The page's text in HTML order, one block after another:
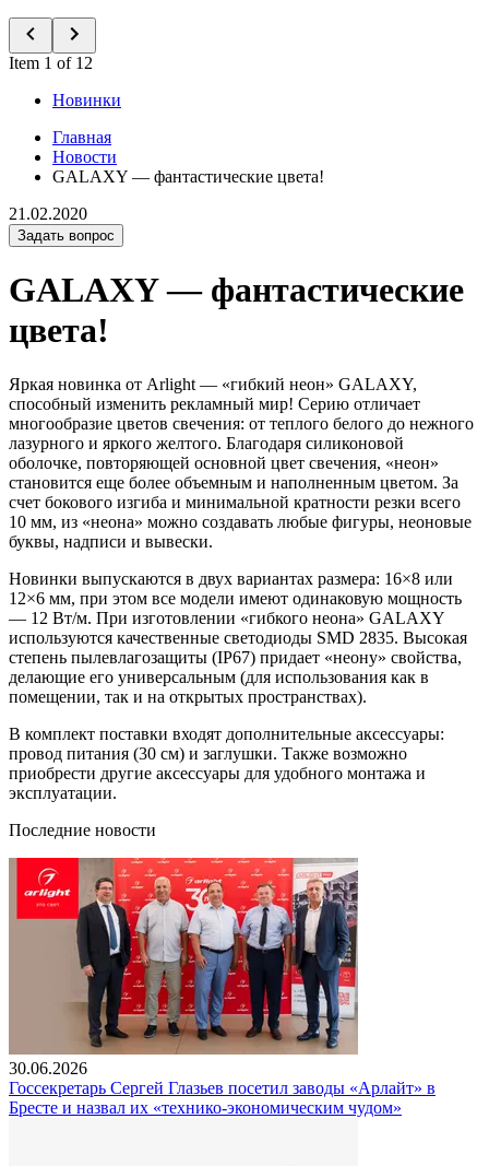
Item 1 of 12
Новинки
Главная
Новости
GALAXY — фантастические цвета!
21.02.2020
Задать вопрос
GALAXY — фантастические
цвета!
Яркая новинка от Arlight — «гибкий неон» GALAXY,
способный изменить рекламный мир! Серию отличает
многообразие цветов свечения: от теплого белого до нежного
лазурного и яркого желтого. Благодаря силиконовой
оболочке, повторяющей основной цвет свечения, «неон»
становится еще более объемным и наполненным цветом. За
счет бокового изгиба и минимальной кратности резки всего
10 мм, из «неона» можно создавать любые фигуры, неоновые
буквы, надписи и вывески.
Новинки выпускаются в двух вариантах размера: 16×8 или
12×6 мм, при этом все модели имеют одинаковую мощность
— 12 Вт/м. При изготовлении «гибкого неона» GALAXY
используются качественные светодиоды SMD 2835. Высокая
степень пылевлагозащиты (IP67) придает «неону» свойства,
делающие его универсальным (для использования как в
помещении, так и на открытых пространствах).
В комплект поставки входят дополнительные аксессуары:
провод питания (30 см) и заглушки. Также возможно
приобрести другие аксессуары для удобного монтажа и
эксплуатации.
Последние новости
30.06.2026
Госсекретарь Сергей Глазьев посетил заводы «Арлайт» в
Бресте и назвал их «технико-экономическим чудом»